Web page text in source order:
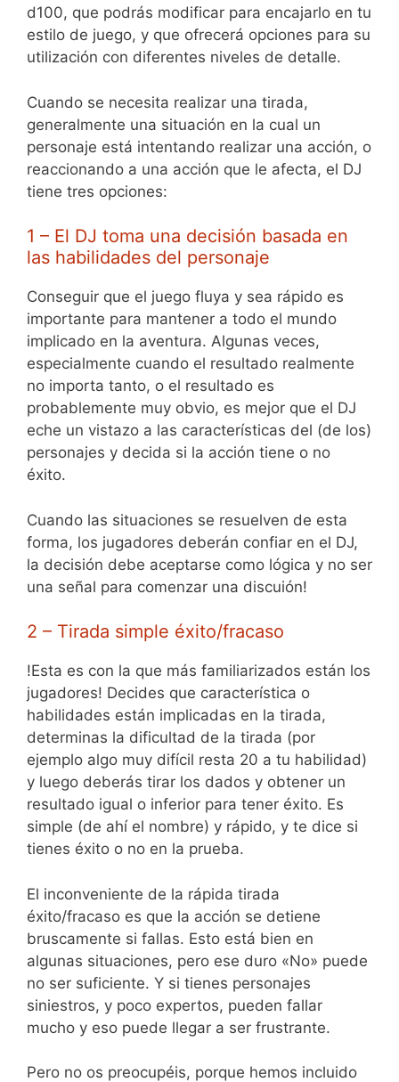
d100, que podrás modificar para encajarlo en tu
estilo de juego, y que ofrecerá opciones para su
utilización con diferentes niveles de detalle.
Cuando se necesita realizar una tirada,
generalmente una situación en la cual un
personaje está intentando realizar una acción, o
reaccionando a una acción que le afecta, el DJ
tiene tres opciones:
1 – El DJ toma una decisión basada en
las habilidades del personaje
Conseguir que el juego fluya y sea rápido es
importante para mantener a todo el mundo
implicado en la aventura. Algunas veces,
especialmente cuando el resultado realmente
no importa tanto, o el resultado es
probablemente muy obvio, es mejor que el DJ
eche un vistazo a las características del (de los)
personajes y decida si la acción tiene o no
éxito.
Cuando las situaciones se resuelven de esta
forma, los jugadores deberán confiar en el DJ,
la decisión debe aceptarse como lógica y no ser
una señal para comenzar una discuión!
2 – Tirada simple éxito/fracaso
!Esta es con la que más familiarizados están los
jugadores! Decides que característica o
habilidades están implicadas en la tirada,
determinas la dificultad de la tirada (por
ejemplo algo muy difícil resta 20 a tu habilidad)
y luego deberás tirar los dados y obtener un
resultado igual o inferior para tener éxito. Es
simple (de ahí el nombre) y rápido, y te dice si
tienes éxito o no en la prueba.
El inconveniente de la rápida tirada
éxito/fracaso es que la acción se detiene
bruscamente si fallas. Esto está bien en
algunas situaciones, pero ese duro «No» puede
no ser suficiente. Y si tienes personajes
siniestros, y poco expertos, pueden fallar
mucho y eso puede llegar a ser frustrante.
Pero no os preocupéis, porque hemos incluido